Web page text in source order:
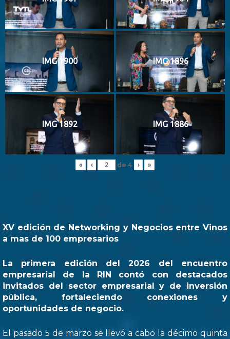
IMG 1900 IMG 1896
IMG 1892 IMG 1886
« ‹ de 4 › »
XV edición de Networking y Negocios entre Vinos
a mas de 100 empresarios
La primera edición del 2026 del encuentro
empresarial de la RIN contó con destacados
invitados del sector empresarial y de inversión
pública, fortaleciendo conexiones y
oportunidades de negocio.
El pasado 5 de marzo se llevó a cabo la décimo quinta